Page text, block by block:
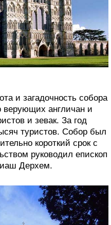
и загадочность собора
верующих англичан и
и зевак. За год
туристов. Собор был
короткий срок с
руководил епископ
Дерхем.